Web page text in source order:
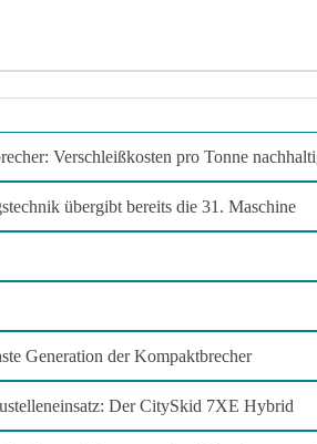
Verschleißkosten pro Tonne
übergibt bereits die 31. Maschine
Generation der Kompaktbrecher
Der CitySkid 7XE Hybrid